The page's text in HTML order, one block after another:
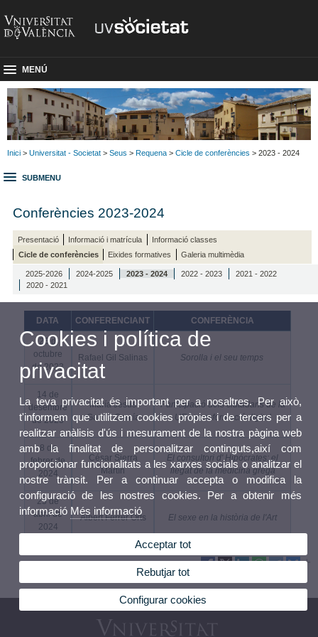
MENÚ
Inici > Universitat - Societat > Seus > Requena > Cicle de conferències > 2023 - 2024
SUBMENU
Conferències 2023-2024
Presentació Informació i matrícula
Informació classes
Cicle de conferències
Eixides formatives Galeria multimèdia
2025-2026 2024-2025 2023 - 2024 2022 - 2023
2021 - 2022
2020 - 2021
DATA CONFERENCIANT CONFERÈNCIA
26 d'
octubre
de 2023
Rafael Gil Salinas Sorolla i el seu temps
14 de
desembre
de 2023
María Jesús
García García
Participació dels ciutadans de la
UE i transformació digital
8 de
febrer de
2024
César Sierra
Martín
El consultori d' Hipócrates: el
llegat de la medicina grega
25 de
abril de
2024
Albert Ferrer Orts El sexe en la història de l'Art
Cookies i política de
privacitat
La teva privacitat és important per a nosaltres. Per això,
t'informem que utilitzem cookies pròpies i de tercers per a
realitzar anàlisis d'ús i mesurament de la nostra pàgina web
amb la finalitat de personalitzar continguts,així com
proporcionar funcionalitats a les xarxes socials o analitzar el
nostre trànsit. Per a continuar accepta o modifica la
configuració de les nostres cookies. Per a obtenir més
informació Més informació
Acceptar tot
Rebutjar tot
Configurar cookies